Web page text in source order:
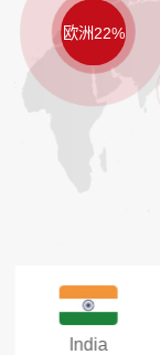
欧洲22%
India